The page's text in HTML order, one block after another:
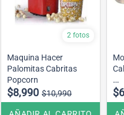
2 fotos
Maquina Hacer
Palomitas Cabritas
Popcorn
$8,990 $10,990